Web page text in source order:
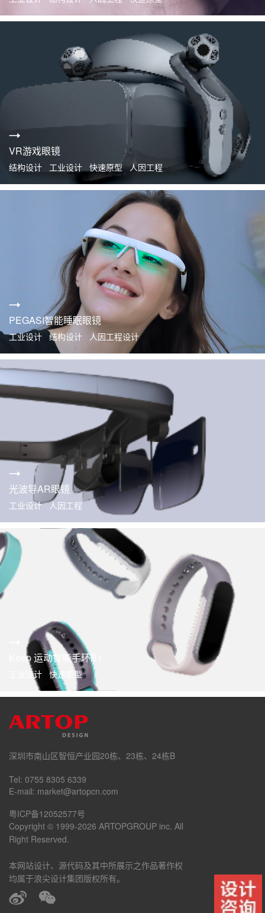
VR游戏眼镜
结构设计 工业设计 快速原型 人因工程
PEGASI智能睡眠眼镜
工业设计 结构设计 人因工程设计
光波导AR眼镜
工业设计 人因工程
Keep 运动智能手环B1
工业设计 快速原型
深圳市南山区智恒产业园20栋、23栋、24栋B
Tel: 0755 8305 6339
E-mail: market@artopcn.com
粤ICP备12052577号
Copyright © 1999-2026 ARTOPGROUP inc. All
Right Reserved.
本网站设计、源代码及其中所展示之作品著作权
均属于浪尖设计集团版权所有。